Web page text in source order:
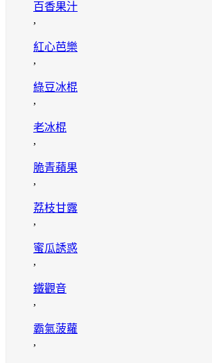
百香果汁
,
紅心芭樂
,
綠豆冰棍
,
老冰棍
,
脆青蘋果
,
荔枝甘露
,
蜜瓜誘惑
,
鐵觀音
,
霸氣菠蘿
,